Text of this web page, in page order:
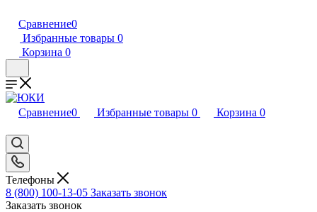
Сравнение0
Избранные товары 0
Корзина 0
Сравнение0 Избранные товары 0 Корзина 0
Телефоны
8 (800) 100-13-05 Заказать звонок
Заказать звонок